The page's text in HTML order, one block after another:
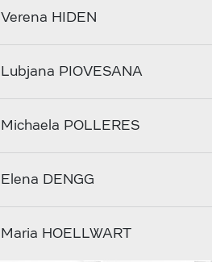
Verena HIDEN
Lubjana PIOVESANA
Michaela POLLERES
Elena DENGG
Maria HOELLWART